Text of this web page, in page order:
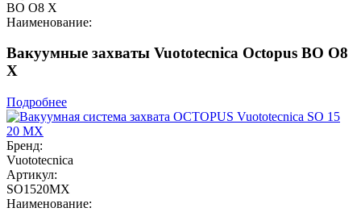
BO O8 X
Наименование:
Вакуумные захваты Vuototecnica Octopus BO O8
X
Подробнее
Бренд:
Vuototecnica
Артикул:
SO1520MX
Наименование: